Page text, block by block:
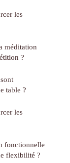
les
méditation
?
table ?
les
fonctionnelle
flexibilité ?